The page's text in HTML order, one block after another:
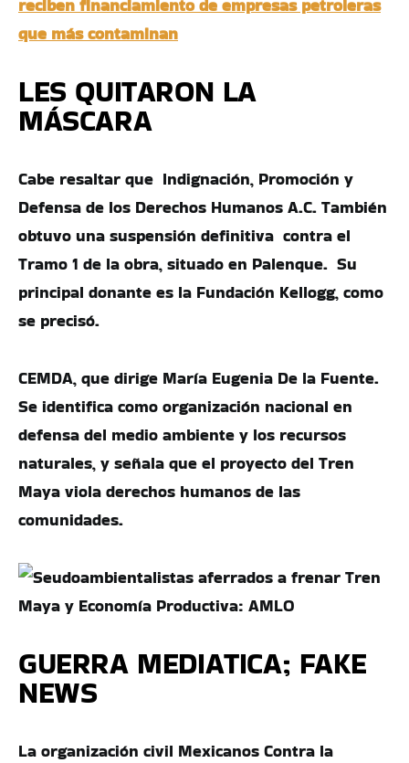
reciben financiamiento de empresas petroleras
que más contaminan
LES QUITARON LA
MÁSCARA
Cabe resaltar que Indignación, Promoción y
Defensa de los Derechos Humanos A.C. También
obtuvo una suspensión definitiva contra el
Tramo 1 de la obra, situado en Palenque. Su
principal donante es la Fundación Kellogg, como
se precisó.
CEMDA, que dirige María Eugenia De la Fuente.
Se identifica como organización nacional en
defensa del medio ambiente y los recursos
naturales, y señala que el proyecto del Tren
Maya viola derechos humanos de las
comunidades.
GUERRA MEDIATICA; FAKE
NEWS
La organización civil Mexicanos Contra la